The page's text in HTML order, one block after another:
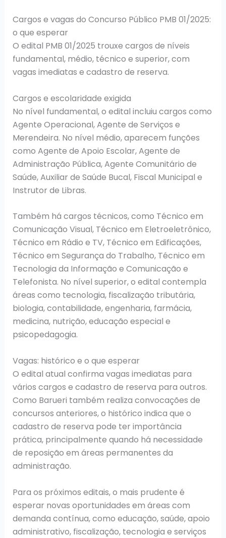
Cargos e vagas do Concurso Público PMB 01/2025:
o que esperar
O edital PMB 01/2025 trouxe cargos de níveis
fundamental, médio, técnico e superior, com
vagas imediatas e cadastro de reserva.
Cargos e escolaridade exigida
No nível fundamental, o edital incluiu cargos como
Agente Operacional, Agente de Serviços e
Merendeira. No nível médio, aparecem funções
como Agente de Apoio Escolar, Agente de
Administração Pública, Agente Comunitário de
Saúde, Auxiliar de Saúde Bucal, Fiscal Municipal e
Instrutor de Libras.
Também há cargos técnicos, como Técnico em
Comunicação Visual, Técnico em Eletroeletrônico,
Técnico em Rádio e TV, Técnico em Edificações,
Técnico em Segurança do Trabalho, Técnico em
Tecnologia da Informação e Comunicação e
Telefonista. No nível superior, o edital contempla
áreas como tecnologia, fiscalização tributária,
biologia, contabilidade, engenharia, farmácia,
medicina, nutrição, educação especial e
psicopedagogia.
Vagas: histórico e o que esperar
O edital atual confirma vagas imediatas para
vários cargos e cadastro de reserva para outros.
Como Barueri também realiza convocações de
concursos anteriores, o histórico indica que o
cadastro de reserva pode ter importância
prática, principalmente quando há necessidade
de reposição em áreas permanentes da
administração.
Para os próximos editais, o mais prudente é
esperar novas oportunidades em áreas com
demanda contínua, como educação, saúde, apoio
administrativo, fiscalização, tecnologia e serviços